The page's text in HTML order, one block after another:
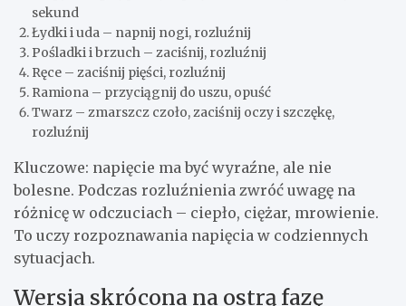
sekund
Łydki i uda – napnij nogi, rozluźnij
Pośladki i brzuch – zaciśnij, rozluźnij
Ręce – zaciśnij pięści, rozluźnij
Ramiona – przyciągnij do uszu, opuść
Twarz – zmarszcz czoło, zaciśnij oczy i szczękę,
rozluźnij
Kluczowe: napięcie ma być wyraźne, ale nie
bolesne. Podczas rozluźnienia zwróć uwagę na
różnicę w odczuciach – ciepło, ciężar, mrowienie.
To uczy rozpoznawania napięcia w codziennych
sytuacjach.
Wersja skrócona na ostrą fazę